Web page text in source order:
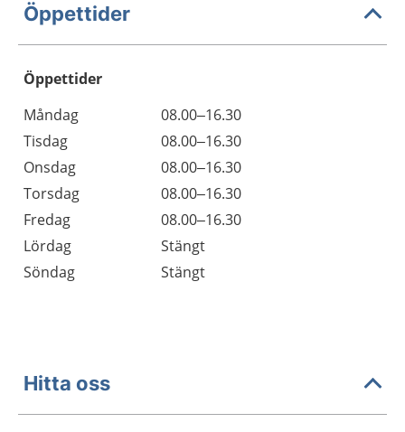
Öppettider
Öppettider
Dag
Öppettider
Kommentarer
Måndag
08.00–16.30
Tisdag
08.00–16.30
Onsdag
08.00–16.30
Torsdag
08.00–16.30
Fredag
08.00–16.30
Lördag
Stängt
Söndag
Stängt
Hitta oss